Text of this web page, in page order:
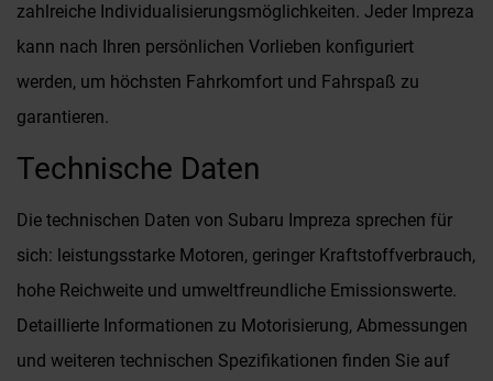
zahlreiche Individualisierungsmöglichkeiten. Jeder Impreza
kann nach Ihren persönlichen Vorlieben konfiguriert
werden, um höchsten Fahrkomfort und Fahrspaß zu
garantieren.
Technische Daten
Die technischen Daten von Subaru Impreza sprechen für
sich: leistungsstarke Motoren, geringer Kraftstoffverbrauch,
hohe Reichweite und umweltfreundliche Emissionswerte.
Detaillierte Informationen zu Motorisierung, Abmessungen
und weiteren technischen Spezifikationen finden Sie auf